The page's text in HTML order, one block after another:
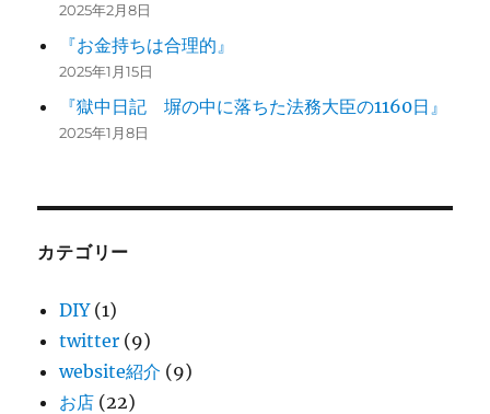
2025年2月8日
『お金持ちは合理的』
2025年1月15日
『獄中日記 塀の中に落ちた法務大臣の1160日』
2025年1月8日
カテゴリー
DIY(1)
twitter (9)
website紹介 (9)
お店 (22)